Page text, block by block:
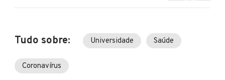
Tudo sobre: Universidade Saúde
Coronavírus